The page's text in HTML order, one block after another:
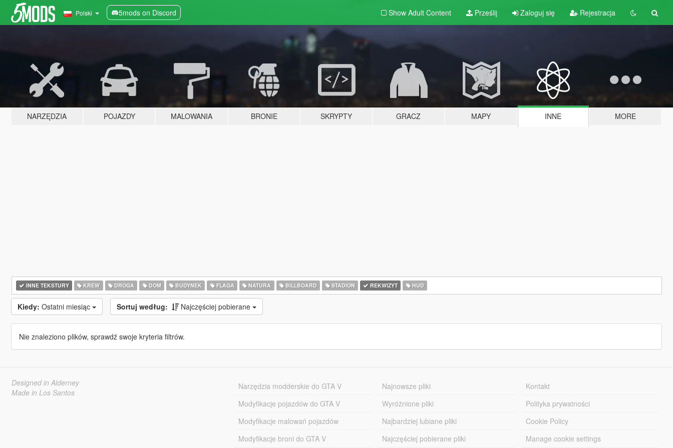
Polski 5mods on Discord Show Adult Content Prześlij Zaloguj się Rejestracja
NARZĘDZIA POJAZDY MALOWANIA BRONIE SKRYPTY GRACZ MAPY INNE MORE
INNE TEKSTURY KREW DROGA DOM BUDYNEK FLAGA NATURA BILLBOARD STADION REKWIZYT HUD
Kiedy: Ostatni miesiąc Sortuj według: Najczęściej pobierane
Nie znaleziono plików, sprawdź swoje kryteria filtrów.
Designed in Alderney
Made in Los Santos
Narzędzia modderskie do GTA V
Modyfikacje pojazdów do GTA V
Modyfikacje malowań pojazdów
Modyfikacje broni do GTA V
Najnowsze pliki
Wyróżnione pliki
Najbardziej lubiane pliki
Najczęściej pobierane pliki
Kontakt
Polityka prywatności
Cookie Policy
Manage cookie settings